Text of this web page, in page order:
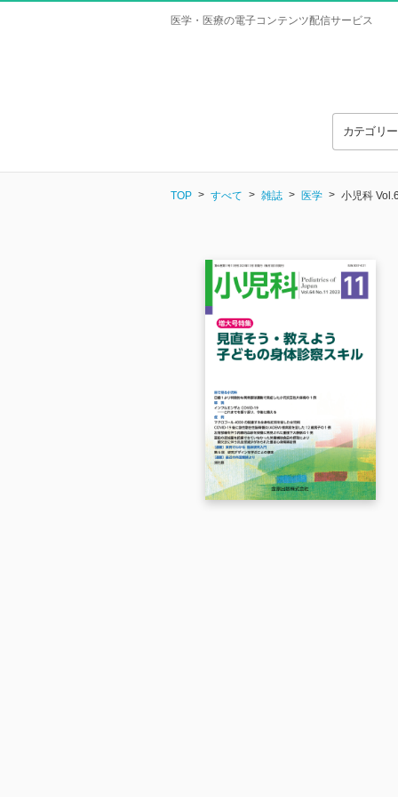
医学・医療の電子コンテンツ配信サービス
カテゴリ
TOP すべて 雑誌 医学 小児科